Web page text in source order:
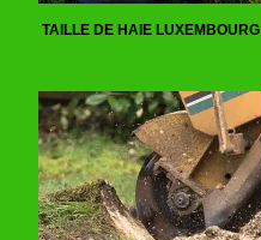
TAILLE DE HAIE LUXEMBOURG